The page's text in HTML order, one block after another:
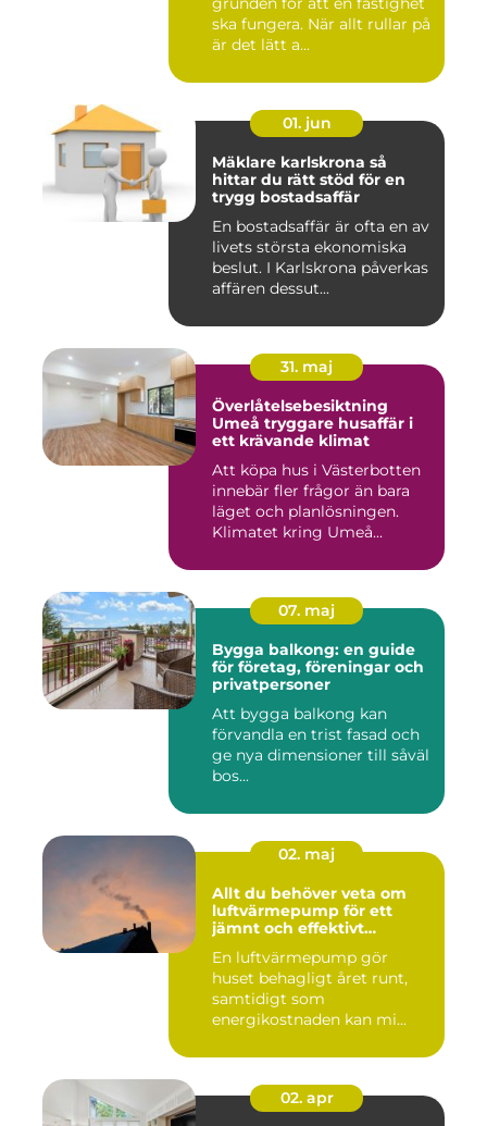
ska fungera. När allt rullar på
är det lätt a...
01. jun
Mäklare karlskrona så
hittar du rätt stöd för en
trygg bostadsaffär
En bostadsaffär är ofta en av
livets största ekonomiska
beslut. I Karlskrona påverkas
affären dessut...
31. maj
Överlåtelsebesiktning
Umeå tryggare husaffär i
ett krävande klimat
Att köpa hus i Västerbotten
innebär fler frågor än bara
läget och planlösningen.
Klimatet kring Umeå...
07. maj
Bygga balkong: en guide
för företag, föreningar och
privatpersoner
Att bygga balkong kan
förvandla en trist fasad och
ge nya dimensioner till såväl
bos...
02. maj
Allt du behöver veta om
luftvärmepump för ett
jämnt och effektivt
En luftvärmepump gör
huset behagligt året runt,
samtidigt som
energikostnaden kan mi...
02. apr